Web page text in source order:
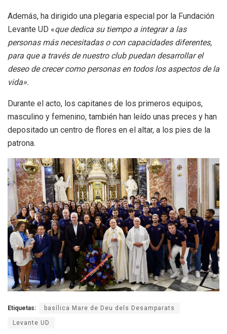
Además, ha dirigido una plegaria especial por la Fundación
Levante UD «que dedica su tiempo a integrar a las
personas más necesitadas o con capacidades diferentes,
para que a través de nuestro club puedan desarrollar el
deseo de crecer como personas en todos los aspectos de la
vida».
Durante el acto, los capitanes de los primeros equipos,
masculino y femenino, también han leído unas preces y han
depositado un centro de flores en el altar, a los pies de la
patrona.
Etiquetas: basílica Mare de Deu dels Desamparats
Levante UD